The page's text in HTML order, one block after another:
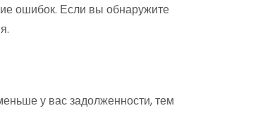
ошибок. Если вы обнаружите
у вас задолженности, тем